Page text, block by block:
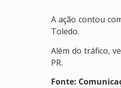
A ação contou
Toledo.
Além do tráfico,
PR.
Fonte: